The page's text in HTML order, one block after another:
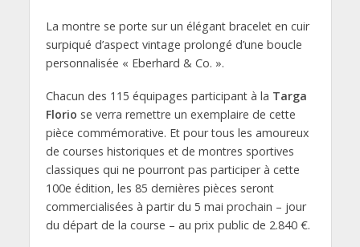
La montre se porte sur un élégant bracelet en cuir
surpiqué d’aspect vintage prolongé d’une boucle
personnalisée « Eberhard & Co. ».
Chacun des 115 équipages participant à la Targa
Florio se verra remettre un exemplaire de cette
pièce commémorative. Et pour tous les amoureux
de courses historiques et de montres sportives
classiques qui ne pourront pas participer à cette
100e édition, les 85 dernières pièces seront
commercialisées à partir du 5 mai prochain – jour
du départ de la course – au prix public de 2.840 €.